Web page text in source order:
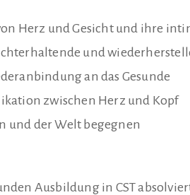
Herz und Gesicht und ihre
und
an das Gesunde
zwischen Herz und Kopf
und der Welt begegnen
Ausbildung in CST